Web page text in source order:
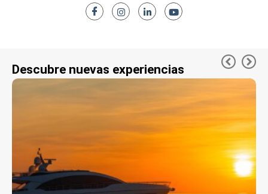
Descubre nuevas experiencias